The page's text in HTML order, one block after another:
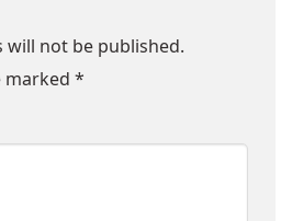
will not be published.
marked *